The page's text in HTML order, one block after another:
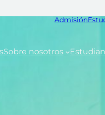
Admisión
Sobre nosotros